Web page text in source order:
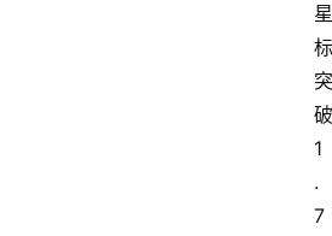
星
标
突
破
1
.
7